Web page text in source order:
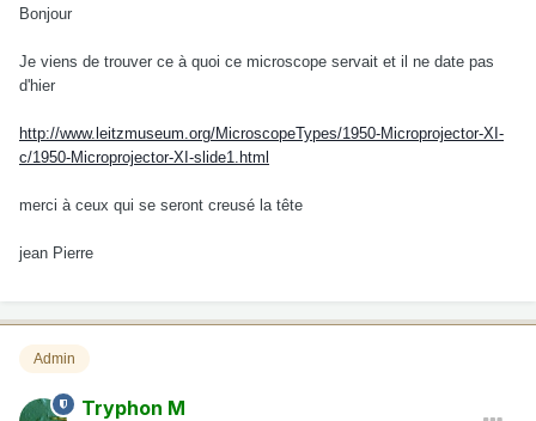
Bonjour
Je viens de trouver ce à quoi ce microscope servait et il ne date pas
d'hier
http://www.leitzmuseum.org/MicroscopeTypes/1950-Microprojector-XI-
c/1950-Microprojector-XI-slide1.html
merci à ceux qui se seront creusé la tête
jean Pierre
Admin
Tryphon M